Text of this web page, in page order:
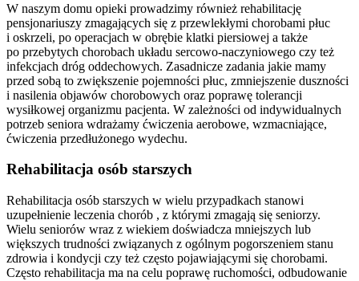
W naszym domu opieki prowadzimy również rehabilitację
pensjonariuszy zmagających się z przewlekłymi chorobami płuc
i oskrzeli, po operacjach w obrębie klatki piersiowej a także
po przebytych chorobach układu sercowo-naczyniowego czy też
infekcjach dróg oddechowych. Zasadnicze zadania jakie mamy
przed sobą to zwiększenie pojemności płuc, zmniejszenie duszności
i nasilenia objawów chorobowych oraz poprawę tolerancji
wysiłkowej organizmu pacjenta. W zależności od indywidualnych
potrzeb seniora wdrażamy ćwiczenia aerobowe, wzmacniające,
ćwiczenia przedłużonego wydechu.
Rehabilitacja osób starszych
Rehabilitacja osób starszych w wielu przypadkach stanowi
uzupełnienie leczenia chorób , z którymi zmagają się seniorzy.
Wielu seniorów wraz z wiekiem doświadcza mniejszych lub
większych trudności związanych z ogólnym pogorszeniem stanu
zdrowia i kondycji czy też często pojawiającymi się chorobami.
Często rehabilitacja ma na celu poprawę ruchomości, odbudowanie